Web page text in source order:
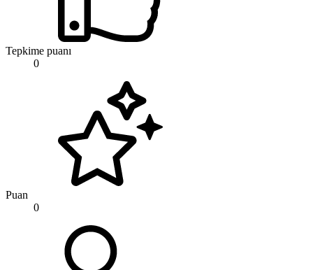
Tepkime puanı
0
Puan
0